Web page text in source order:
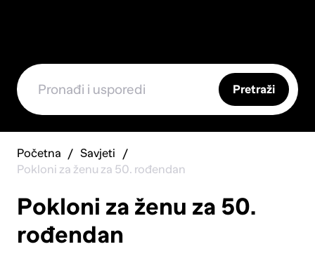
Pretraži
Početna
Savjeti
Pokloni za ženu za 50. rođendan
Pokloni za ženu za 50.
rođendan